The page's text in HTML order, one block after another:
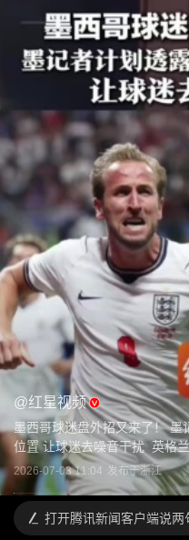
@红星视频
墨西哥球迷盘外招又来了！ 墨
位置 让球迷去噪音干扰  英格
2026-07-03 11:04 发布于浙江
打开腾讯新闻客户端说两